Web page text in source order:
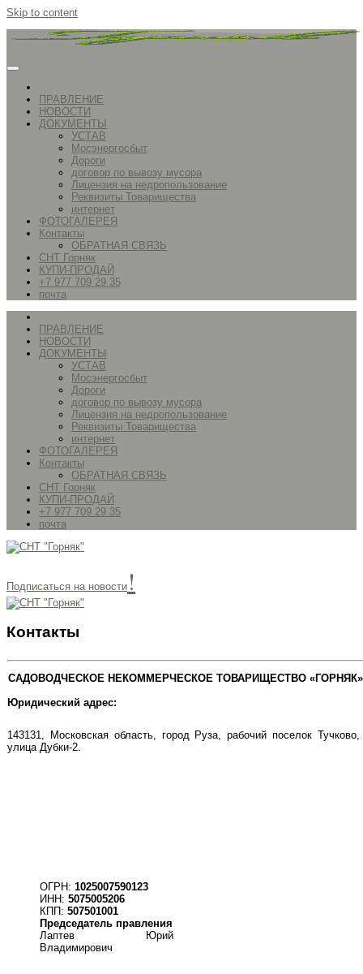
Skip to content
ПРАВЛЕНИЕ
НОВОСТИ
ДОКУМЕНТЫ
УСТАВ
Мосэнергосбыт
Дороги
договор по вывозу мусора
Лицензия на недропользование
Реквизиты Товарищества
интернет
ФОТОГАЛЕРЕЯ
Контакты
ОБРАТНАЯ СВЯЗЬ
СНТ Горняк
КУПИ-ПРОДАЙ
+7 977 709 29 35
почта
ПРАВЛЕНИЕ
НОВОСТИ
ДОКУМЕНТЫ
УСТАВ
Мосэнергосбыт
Дороги
договор по вывозу мусора
Лицензия на недропользование
Реквизиты Товарищества
интернет
ФОТОГАЛЕРЕЯ
Контакты
ОБРАТНАЯ СВЯЗЬ
СНТ Горняк
КУПИ-ПРОДАЙ
+7 977 709 29 35
почта
Подписаться на новости !
Контакты
САДОВОДЧЕСКОЕ НЕКОММЕРЧЕСКОЕ ТОВАРИЩЕСТВО «ГОРНЯК»
Юридический адрес:
143131, Московская область, город Руза, рабочий поселок Тучково,
улица Дубки-2.
ОГРН: 1025007590123
ИНН: 5075005206
КПП: 507501001
Председатель правления
Лаптев Юрий
Владимирович